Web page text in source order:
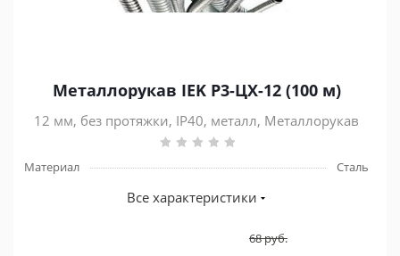
Металлорукав IEK Р3-ЦХ-12 (100 м)
12 мм, без протяжки, IP40, металл, Металлорукав
Материал Сталь
Все характеристики
68руб.